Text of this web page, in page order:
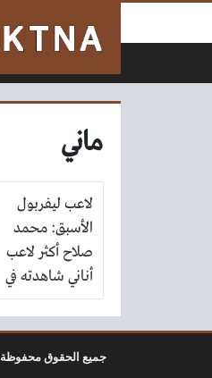
ماني
لاعب ليفربول
الأسبق: محمد
صلاح أكثر لاعب
أناني شاهدته في
حياتي
جميع الحقوق محفوظة